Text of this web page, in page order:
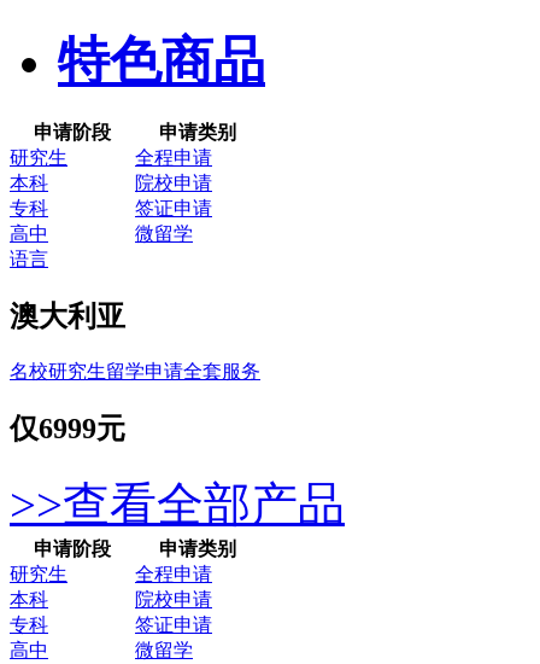
特色商品
申请阶段
申请类别
研究生
全程申请
本科
院校申请
专科
签证申请
高中
微留学
语言
澳大利亚
名校研究生留学申请全套服务
仅6999元
>>查看全部产品
申请阶段
申请类别
研究生
全程申请
本科
院校申请
专科
签证申请
高中
微留学